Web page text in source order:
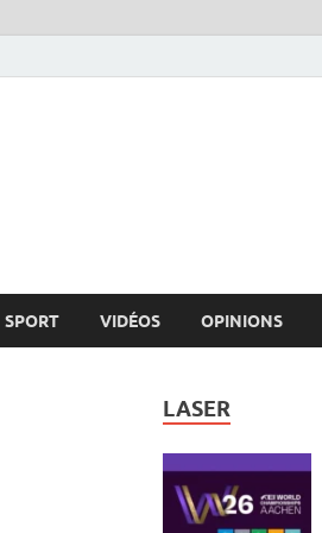
SPORT VIDÉOS OPINIONS
LASER